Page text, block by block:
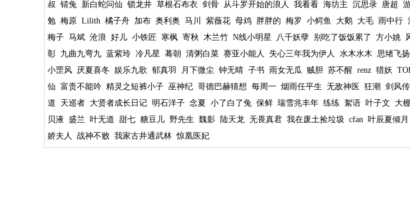
叔 锖兔 新白蛇问仙 锁龙井 草根石布衣 剑骨 从斗罗开始的浪人 我看看 海坊主 沉思录 唐超
勉 梅原 Lilith 橘子舟 加布 奥利奥 马川 紫薇花 母鸡 胖胖的 梅罗 小鳄鱼 大鹅 大毛 雨中行
梅子 马斌 沧浪 好儿 小铁匠 寒枫 寄秋 木兰竹 N线小明星 八千妖孽 别吃了饭饭累了 方小姚
彰 九曲九弯九 蓝紫玲 冷凡星 蓦朝 清粥白菜 赛亚小能人 失心三年我为伊人 水木水木 思绪飞扬
小罡风 厌夏喜冬 娱乐九歌 郁真羽 月下微尘 钟无晴 子书 雨女无瓜 贼胆 苏不醒 renz 猎妖
仙 富贵不能吟 精灵之短裤小子 巫神纪 哥德巴赫猜想 每周一 烟雨任平生 无敌神医 狂潮 剑风
道
天巡者 大贤者成长日记 明石洋子 念夏 小了白了兔 保鲜 瑞雪兆丰年 练练 絮语 叶子文 大棚
贝液 盛兰 叶无道 甜七 糖豆儿 野先生 魏影 陆天龙 无畏真君 我在废土捡垃圾 cfan 叶辰夏倾月
娇夫人
战神不败 我家古井通武林 惊凰医妃